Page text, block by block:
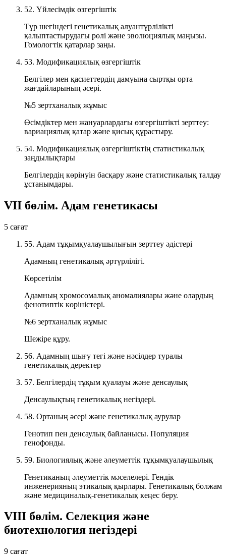
52. Үйлесімдік өзгергіштік
Түр шегіндегі генетикалық алуантүрлілікті
қалыптастырудағы рөлі және эволюциялық маңызы.
Гомологтік қатарлар заңы.
53. Модификациялық өзгергіштік
Белгілер мен қасиеттердің дамуына сыртқы орта
жағдайларының әсері.
№5 зертханалық жұмыс
Өсімдіктер мен жануарлардағы өзгергіштікті зерттеу:
вариациялық қатар және қисық құрастыру.
54. Модификациялық өзгергіштіктің статистикалық
заңдылықтары
Белгілердің көрінуін басқару және статистикалық талдау
ұстанымдары.
VII бөлім. Адам генетикасы
5 сағат
55. Адам тұқымқуалаушылығын зерттеу әдістері
Адамның генетикалық әртүрлілігі.
Көрсетілім
Адамның хромосомалық аномалиялары және олардың
фенотиптік көріністері.
№6 зертханалық жұмыс
Шежіре құру.
56. Адамның шығу тегі және нәсілдер туралы
генетикалық деректер
57. Белгілердің тұқым қуалауы және денсаулық
Денсаулықтың генетикалық негіздері.
58. Ортаның әсері және генетикалық аурулар
Генотип пен денсаулық байланысы. Популяция
генофонды.
59. Биологиялық және әлеуметтік тұқымқуалаушылық
Генетиканың әлеуметтік мәселелері. Гендік
инженерияның этикалық қырлары. Генетикалық болжам
және медициналық-генетикалық кеңес беру.
VIII бөлім. Селекция және
биотехнология негіздері
9 сағат